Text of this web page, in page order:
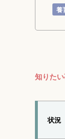
養
知りた
状況